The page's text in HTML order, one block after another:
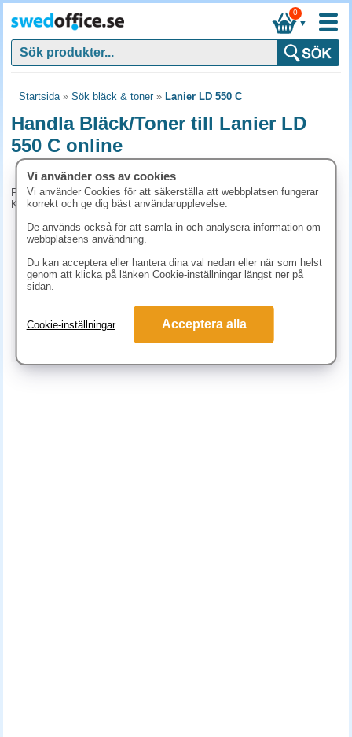
▼
0
Startsida» Sök bläck & toner» Lanier LD 550 C
Handla Bläck/Toner till Lanier LD
550 C online
För tillfället har vi inga produkter kopplade till denna maskin.
Kontakta kundtjänst på tel. 08-24 50 55 för mer information.
Vitt papper Färgat papper Premiumpapper
Laserark och BG-talonger
Vi använder oss av cookies
Vi använder Cookies för att säkerställa att webbplatsen fungerar
korrekt och ge dig bäst användarupplevelse.
De används också för att samla in och analysera information om
webbplatsens användning.
Du kan acceptera eller hantera dina val nedan eller när som helst
genom att klicka på länken Cookie-inställningar längst ner på
sidan.
Cookie-inställningar Acceptera alla